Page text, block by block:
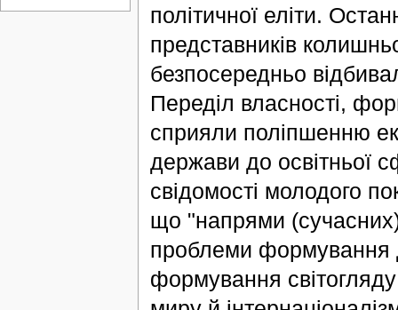
політичної еліти.
представників
безпосередньо
Переділ власності,
сприяли поліпшенню
держави до освітньої
свідомості молодого
що "напрями
проблеми формування
формування